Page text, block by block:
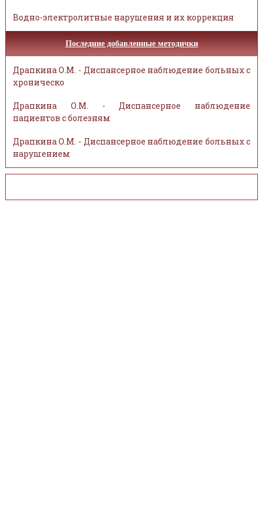
Водно-электролитные нарушения и их коррекция
Последние добавленные методички
Драпкина О.М. - Диспансерное наблюдение больных с
хроническо
Драпкина О.М. - Диспансерное наблюдение
пациентов с болезням
Драпкина О.М. - Диспансерное наблюдение больных с
нарушением